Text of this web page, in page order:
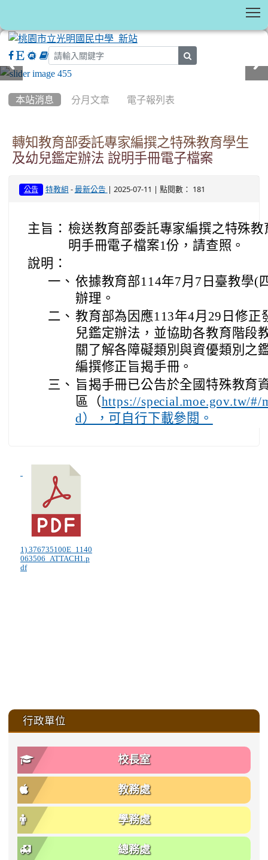
本站消息 分月文章 電子報列表
轉知教育部委託專家編撰之特殊教育學生
及幼兒鑑定辦法 說明手冊電子檔案
公告 特教組 - 最新公告 | 2025-07-11 | 點閱數： 181
主旨： 檢送教育部委託專家編撰之特殊
明手冊電子檔案1份，請查照。
說明：
一、 依據教育部114年7月7日臺教學(
辦理。
二、 教育部為因應113年4月29日修正
兒鑑定辦法，並協助各教育階段
關了解各障礙類別與資優類別之
編撰修正旨揭手冊。
三、 旨揭手冊已公告於全國特殊教育
區（https://special.moe.gov.tw/#/
d），可自行下載參閱。
1) 376735100E_1140
063506_ATTACH1.p
df
::: 行政單位
校長室
教務處
學務處
總務處